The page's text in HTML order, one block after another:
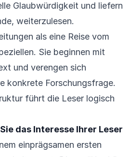
Glaubwürdigkeit und liefern
weiterzulesen.
als eine Reise vom
Sie beginnen mit
und verengen sich
konkrete Forschungsfrage.
führt die Leser logisch
das Interesse Ihrer Leser
einprägsamen ersten